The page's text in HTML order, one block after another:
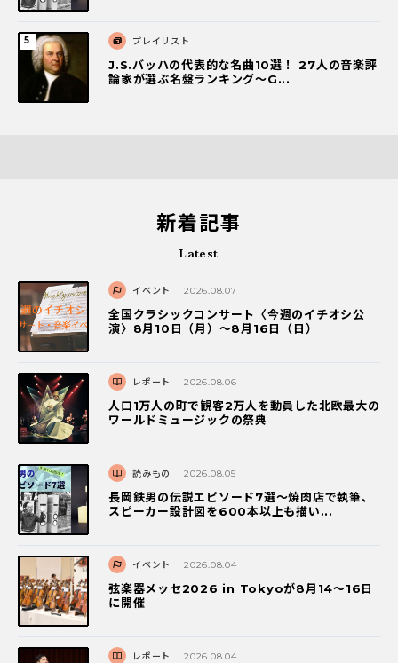
プレイリスト
J.S.バッハの代表的な名曲10選！ 27人の音楽評
論家が選ぶ名盤ランキング〜G...
新着記事
Latest
イベント 2026.08.07
全国クラシックコンサート〈今週のイチオシ公
演〉8月10日（月）～8月16日（日）
レポート 2026.08.06
人口1万人の町で観客2万人を動員した北欧最大の
ワールドミュージックの祭典
読みもの 2026.08.05
長岡鉄男の伝説エピソード7選〜焼肉店で執筆、
スピーカー設計図を600本以上も描い...
イベント 2026.08.04
弦楽器メッセ2026 in Tokyoが8月14～16日
に開催
レポート 2026.08.04